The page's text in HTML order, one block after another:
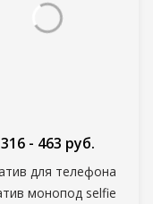
для телефона
монопод selfie
316 - 463 руб.